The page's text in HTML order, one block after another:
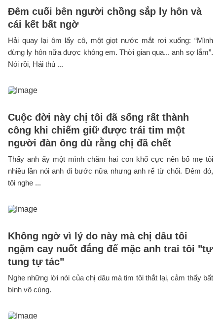
Đêm cuối bên người chồng sắp ly hôn và
cái kết bất ngờ
Hải quay lại ôm lấy cô, một giọt nước mắt rơi xuống: “Mình
đừng ly hôn nữa được không em. Thời gian qua... anh sợ lắm”.
Nói rồi, Hải thủ ...
Cuộc đời này chị tôi đã sống rất thành
công khi chiếm giữ được trái tim một
người đàn ông dù rằng chị đã chết
Thấy anh ấy một mình chăm hai con khổ cực nên bố mẹ tôi
nhiều lần nói anh đi bước nữa nhưng anh rể từ chối. Đêm đó,
tôi nghe ...
Không ngờ vì lý do này mà chị dâu tôi
ngậm cay nuốt đắng để mặc anh trai tôi "tự
tung tự tác"
Nghe những lời nói của chị dâu mà tim tôi thắt lại, cảm thấy bất
bình vô cùng.